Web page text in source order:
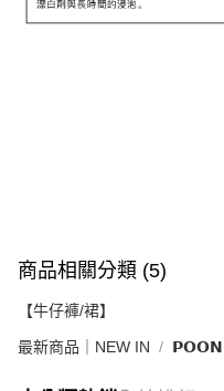
商品相關分類 (5)
【牛仔褲/裙】
最新商品｜NEW IN